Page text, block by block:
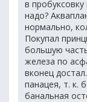
в
надо?
нормально,
Покупал
большую
железа по
вконец
панацея, т. к.
банальная